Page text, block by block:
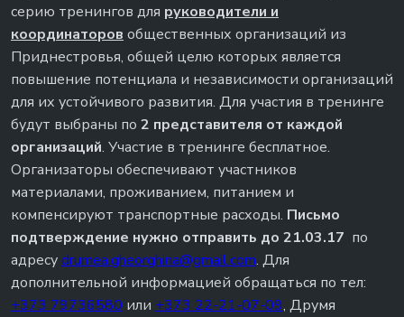
серию тренингов для руководители и
координаторов общественных организаций из
Приднестровья, общей целю которых является
повышение потенциала и независимости организаций
для их устойчивого развития. Для участия в тренинге
будут выбраны по 2 представителя от каждой
организаций. Участие в тренинге бесплатное.
Организаторы обеспечивают участников
материалами, проживанием, питанием и
компенсируют транспортные расходы. Письмо
подтверждение нужно отправить до 21.03.17 по
адресуdrumea.gheorghina@gmail.com. Для
дополнительной информацией обращаться по тел:
+373 79736580 или +373 22-21-07-09, Друмя